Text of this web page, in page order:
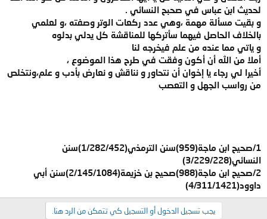
لحديث ابن عباس في صحبح النسائي .
و بقيت مسألة مهمة ،وهي عدد ركعات الوتر وصفته ،و لعلمي
بالخلاف الحاصل فيهما سأتركها للمناقشة كل يدلي بدلوه
و ياتي مما عنده من علم فيخرجه لنا
أملا من الله أن أكون وفقت في طرح هذا الموضوع ،
أخيرا لي رجاء يا إخوان أن نتحاور و نناقش و نعارض بأدب و علم،ونتخلص
من رواسب الجهل و التعصب
1/صحيح ابن ماجة(959)سنن الترمذي(1/282/452)سنن
النسائي(3/229/228)
2/صحيح ابن ماجة(988)صحيح بن خزيمة(2/145/1084)سنن أبي
داوود(4/311/1421)
يجب تسجيل الدخول أو التسجيل كي تتمكن من الرد هنا.